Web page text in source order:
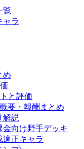
覧
ャラ
め
と評価
要・報酬まとめ
解説
向け野手デッキ
適正キャラ